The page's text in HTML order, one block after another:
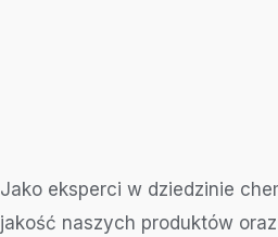
Jako eksperci w dziedzinie
jakość naszych produktów